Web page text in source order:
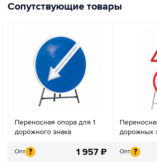
Сопутствующие товары
Переносная опора для 1
дорожного знака
Опт ? 1 957 ₽
дорожных
Опт ?